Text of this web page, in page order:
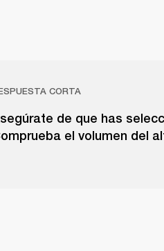
CORTA
de que has
el volumen del